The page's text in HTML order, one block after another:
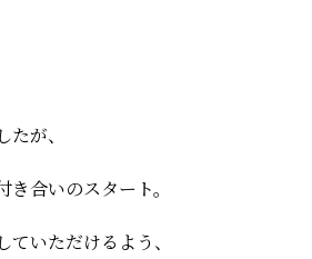
が、
合いのスタート。
いただけるよう、